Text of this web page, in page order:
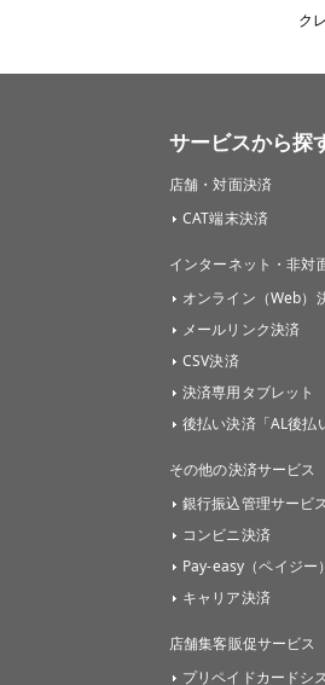
ク
サービスから探
店舗・対面決済
CAT端末決済
インターネット・非対
オンライン（Web）
メールリンク決済
CSV決済
決済専用タブレット
後払い決済「AL後払
その他の決済サービス
銀行振込管理サービ
コンビニ決済
Pay-easy（ペイジー
キャリア決済
店舗集客販促サービス
プリペイドカードシ